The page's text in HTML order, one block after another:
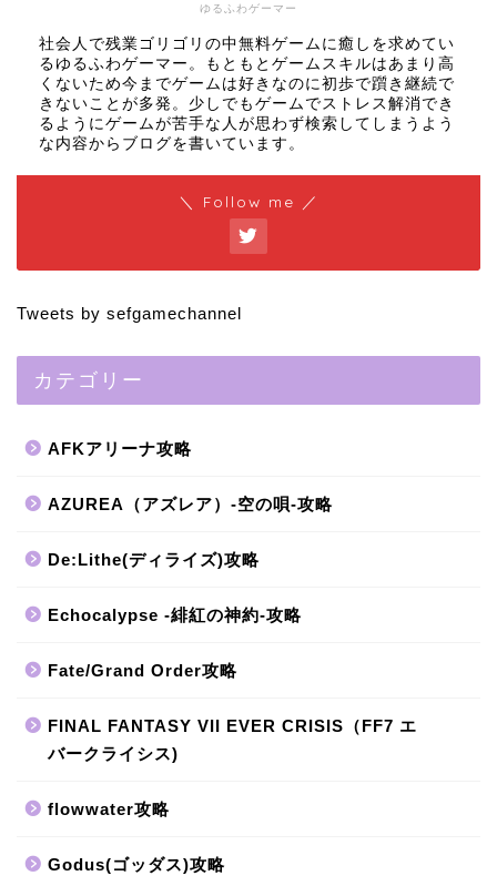
ゆるふわゲーマー
社会人で残業ゴリゴリの中無料ゲームに癒しを求めてい
るゆるふわゲーマー。もともとゲームスキルはあまり高
くないため今までゲームは好きなのに初歩で躓き継続で
きないことが多発。少しでもゲームでストレス解消でき
るようにゲームが苦手な人が思わず検索してしまうよう
な内容からブログを書いています。
＼ Follow me ／
Tweets by sefgamechannel
カテゴリー
AFKアリーナ攻略
AZUREA（アズレア）-空の唄-攻略
De:Lithe(ディライズ)攻略
Echocalypse -緋紅の神約-攻略
Fate/Grand Order攻略
FINAL FANTASY VII EVER CRISIS（FF7 エ
バークライシス)
flowwater攻略
Godus(ゴッダス)攻略